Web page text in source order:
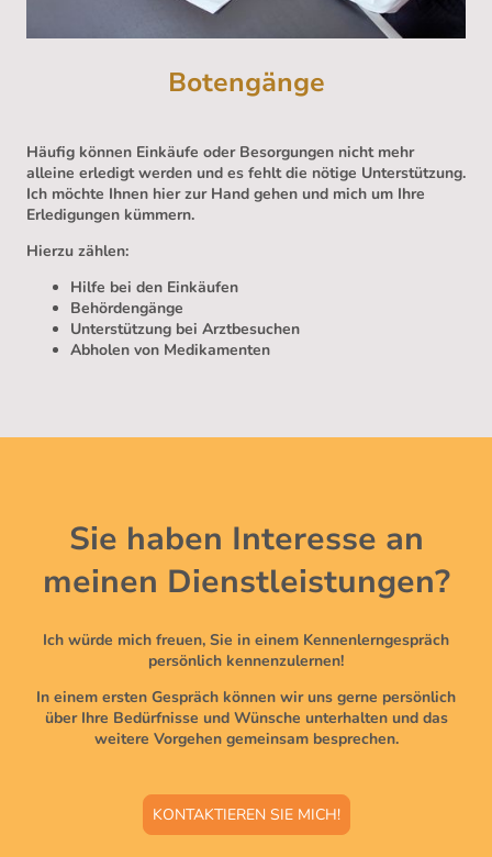
Botengänge
Häufig können Einkäufe oder Besorgungen nicht mehr
alleine erledigt werden und es fehlt die nötige Unterstützung.
Ich möchte Ihnen hier zur Hand gehen und mich um Ihre
Erledigungen kümmern.
Hierzu zählen:
Hilfe bei den Einkäufen
Behördengänge
Unterstützung bei Arztbesuchen
Abholen von Medikamenten
Sie haben Interesse an
meinen Dienstleistungen?
Ich würde mich freuen, Sie in einem Kennenlerngespräch
persönlich kennenzulernen!
In einem ersten Gespräch können wir uns gerne persönlich
über Ihre Bedürfnisse und Wünsche unterhalten und das
weitere Vorgehen gemeinsam besprechen.
KONTAKTIEREN SIE MICH!